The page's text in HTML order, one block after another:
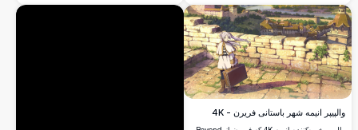
سبک تک‌رنگ برجسته با لهجه‌های طلایی به نمایش
می‌گذارد و لحظه‌ای پرتنش و بازیگوشانه با هیولای
صندوق گنج بدنام را به تصویر می‌کشد.
والپیپر انیمه شهر باستانی فریرن - 4K